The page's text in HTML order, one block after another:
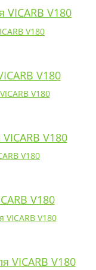
V180
V180
V180
V180
VICARB V180